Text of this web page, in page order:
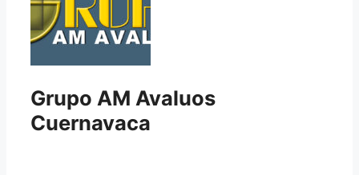
Grupo AM Avaluos
Cuernavaca